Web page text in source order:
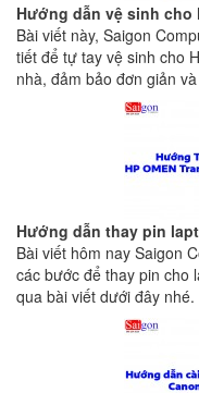
Hướng dẫn vệ sinh cho
Bài viết này, Saigon
tiết để tự tay vệ sinh cho
nhà, đảm bảo đơn giản
Hướng dẫn thay pin
Bài viết hôm nay Saigon
các bước để thay pin cho
qua bài viết dưới đây nhé.